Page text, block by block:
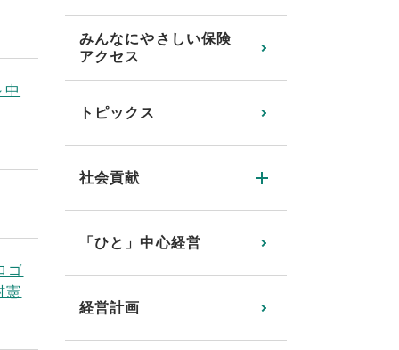
中
ゴ
憲
みんなにやさしい保険
アクセス
トピックス
社会貢献
「ひと」中心経営
経営計画